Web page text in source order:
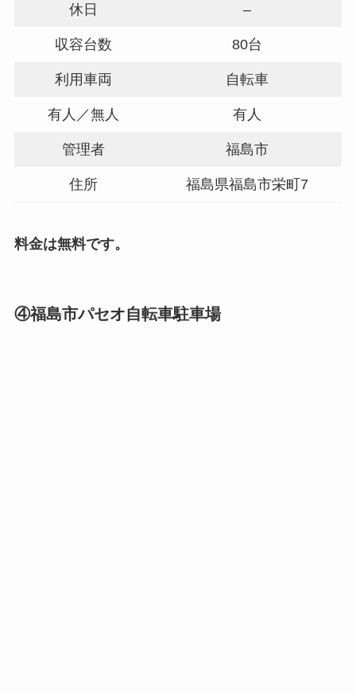
休日 –
収容台数 80台
利用車両 自転車
有人／無人 有人
管理者 福島市
住所 福島県福島市栄町7
料金は無料です。
④福島市パセオ自転車駐車場